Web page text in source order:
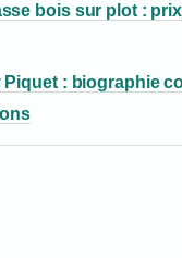
bois sur plot :
Piquet : biographie